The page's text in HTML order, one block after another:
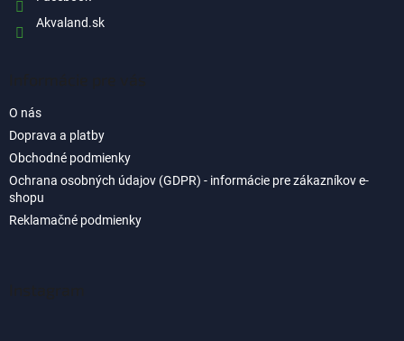
Akvaland.sk
O nás
Doprava a platby
Obchodné podmienky
Ochrana osobných údajov (GDPR) - informácie pre zákazníkov e-
shopu
Reklamačné podmienky